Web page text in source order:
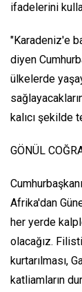
ifadelerini
"Karadeniz'e
diyen
ülkelerde
kalıcı şekilde
GÖNÜL
Afrika'dan
her yerde
olacağız.
kurtarılması,
katliamların